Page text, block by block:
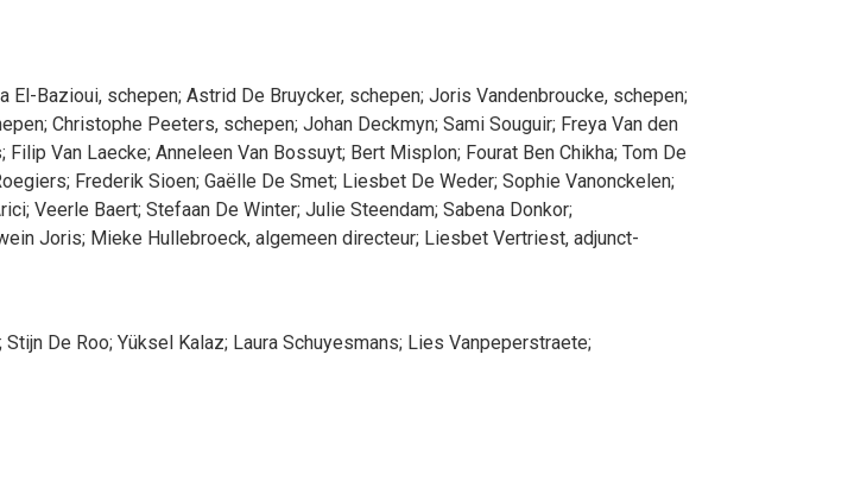
El-Bazioui, schepen; Astrid De Bruycker, schepen; Joris Vandenbroucke, schepen;
; Christophe Peeters, schepen; Johan Deckmyn; Sami Souguir; Freya Van den
; Filip Van Laecke; Anneleen Van Bossuyt; Bert Misplon; Fourat Ben Chikha; Tom De
; Frederik Sioen; Gaëlle De Smet; Liesbet De Weder; Sophie Vanonckelen;
; Veerle Baert; Stefaan De Winter; Julie Steendam; Sabena Donkor;
Joris; Mieke Hullebroeck, algemeen directeur; Liesbet Vertriest, adjunct-
; Stijn De Roo; Yüksel Kalaz; Laura Schuyesmans; Lies Vanpeperstraete;